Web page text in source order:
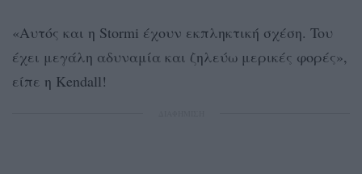
«Αυτός και η Stormi έχουν εκπληκτική σχέση. Toυ
έχει μεγάλη αδυναμία και ζηλεύω μερικές φορές»,
είπε η Kendall!